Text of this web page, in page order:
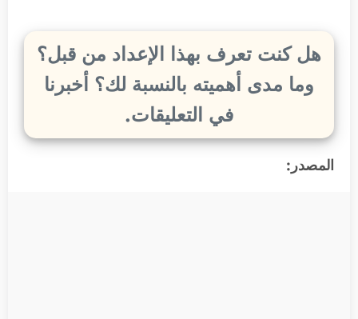
هل كنت تعرف بهذا الإعداد من قبل؟
وما مدى أهميته بالنسبة لك؟ أخبرنا
في التعليقات.
المصدر: